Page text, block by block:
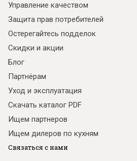
Управление качеством
Защита прав потребителей
Остерегайтесь подделок
Скидки и акции
Блог
Партнёрам
Уход и эксплуатация
Скачать каталог PDF
Ищем партнеров
Ищем дилеров по кухням
Связаться с нами